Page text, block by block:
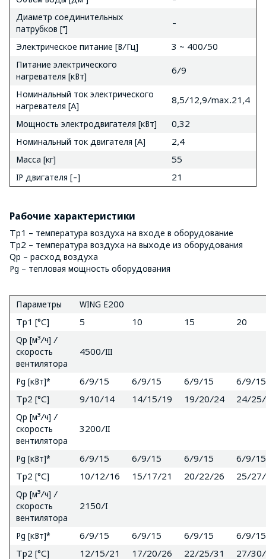
Диаметр соединительных
патрубков ["]
-
Электрическое питание [В/Гц]
3 ~ 400/50
Питание электрического
нагревателя [кВт]
6/9
Номинальный ток электрического
нагревателя [A]
8,5/12,9/max.21,4
Мощность электродвигателя [кВт]
0,32
Номинальный ток двигателя [A]
2,4
Масса [кг]
55
IP двигателя [-]
21
Рабочие характеристики
Tp1 – температура воздуха на входе в оборудование
Tp2 – температура воздуха на выходе из оборудования
Qp – расход воздуха
Pg – тепловая мощность оборудования
Параметры
WING E200
Tp1 [°C]
5 10 15
20
Qp [м³/ч] /
скорость
вентилятора
4500/III
Pg [кВт]* 6/9/15 6/9/15 6/9/15
6/9/15
Tp2 [°C]
9/10/14 14/15/19 19/20/24
24/
Qp [м³/ч] /
скорость
вентилятора
3200/II
Pg [кВт]* 6/9/15 6/9/15 6/9/15
6/9/15
Tp2 [°C]
10/12/16 15/17/21 20/22/26
25/
Qp [м³/ч] /
скорость
вентилятора
2150/I
Pg [кВт]* 6/9/15 6/9/15 6/9/15
6/9/15
Tp2 [°C]
12/15/21 17/20/26 22/25/31 27/